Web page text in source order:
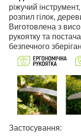
ріжучий
розпил гілок,
Виготовлена з
рукоятку та
безпечного
Застосування: